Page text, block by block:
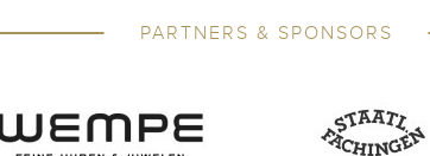
PARTNERS & SPONSORS